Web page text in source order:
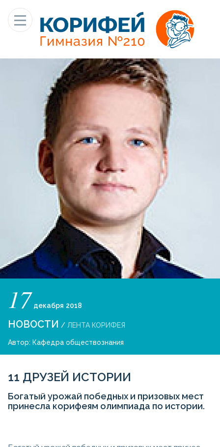
17 декабря 2018
НОВОСТИ / ЛЕНТА КОРИФЕЯ
Автор: Кафедра обществознания
11 ДРУЗЕЙ ИСТОРИИ
Богатый урожай победных и призовых мест
принесла корифеям олимпиада по истории.